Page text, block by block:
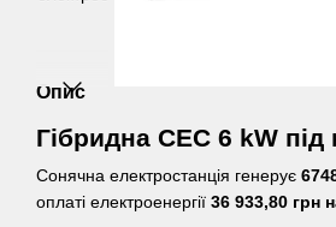
Опис
Гібридна СЕС 6 kW під
Сонячна електростанція генерує
оплаті електроенергії 36 933,80 грн